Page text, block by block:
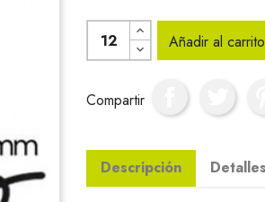
Añadir al carrito
Compartir
Descripción